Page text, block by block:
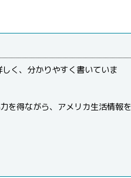
く、分かりやすく書いていま
を得ながら、アメリカ生活情報を